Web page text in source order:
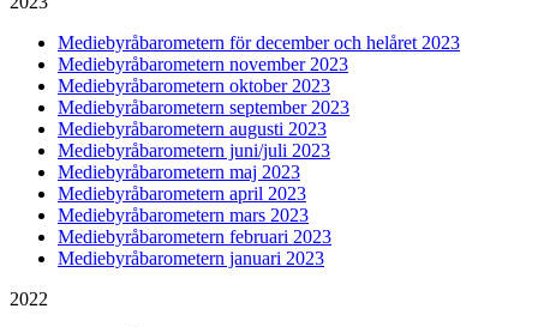
Mediebyråbarometern för december och helåret 2023
Mediebyråbarometern november 2023
Mediebyråbarometern oktober 2023
Mediebyråbarometern september 2023
Mediebyråbarometern augusti 2023
Mediebyråbarometern juni/juli 2023
Mediebyråbarometern maj 2023
Mediebyråbarometern april 2023
Mediebyråbarometern mars 2023
Mediebyråbarometern februari 2023
Mediebyråbarometern januari 2023
2022